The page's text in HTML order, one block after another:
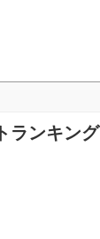
ランキング